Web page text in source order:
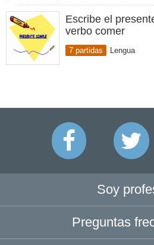
Escribe el
verbo comer
7 partidas Lengua
Soy
Preguntas